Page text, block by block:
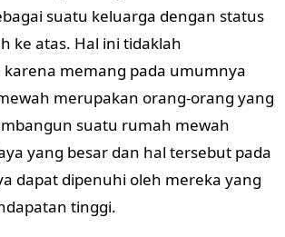
suatu keluarga dengan status
ke atas. Hal ini tidaklah
memang pada umumnya
merupakan orang-orang yang
suatu rumah mewah
yang besar dan hal tersebut pada
dapat dipenuhi oleh mereka yang
tinggi.